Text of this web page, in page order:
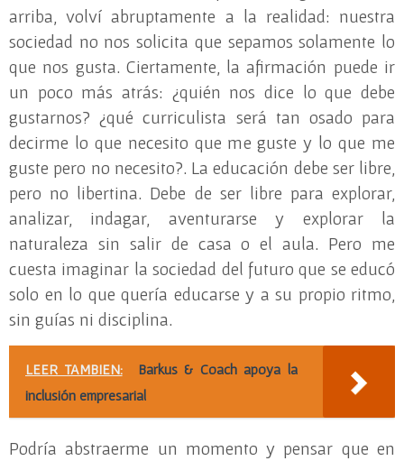
arriba, volví abruptamente a la realidad: nuestra
sociedad no nos solicita que sepamos solamente lo
que nos gusta. Ciertamente, la afirmación puede ir
un poco más atrás: ¿quién nos dice lo que debe
gustarnos? ¿qué curriculista será tan osado para
decirme lo que necesito que me guste y lo que me
guste pero no necesito?. La educación debe ser libre,
pero no libertina. Debe de ser libre para explorar,
analizar, indagar, aventurarse y explorar la
naturaleza sin salir de casa o el aula. Pero me
cuesta imaginar la sociedad del futuro que se educó
solo en lo que quería educarse y a su propio ritmo,
sin guías ni disciplina.
LEER TAMBIEN:
Barkus & Coach apoya la
inclusión empresarial
Podría abstraerme un momento y pensar que en